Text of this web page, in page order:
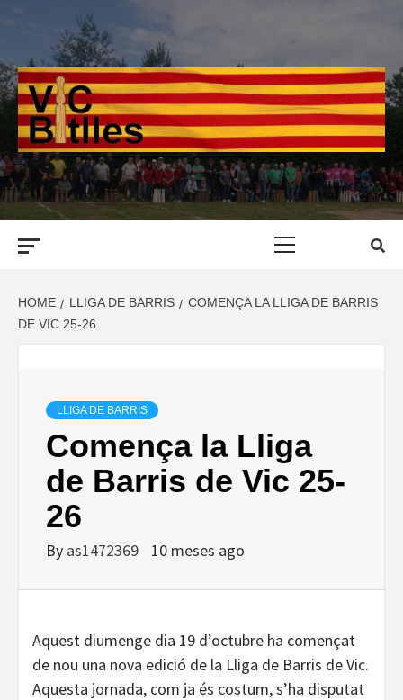
HOME LLIGA DE BARRIS
COMENÇA LA LLIGA DE BARRIS
DE VIC 25-26
LLIGA DE BARRIS
Comença la Lliga
de Barris de Vic 25-
26
By as1472369 10 meses ago
Aquest diumenge dia 19 d’octubre ha començat
de nou una nova edició de la Lliga de Barris de Vic.
Aquesta jornada, com ja és costum, s’ha disputat